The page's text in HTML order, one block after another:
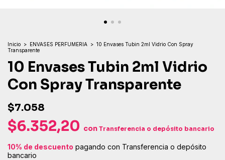
Inicio > ENVASES PERFUMERIA > 10 Envases Tubin 2ml Vidrio Con Spray
Transparente
10 Envases Tubin 2ml Vidrio
Con Spray Transparente
$7.058
$6.352,20 con Transferencia o depósito bancario
10% de descuento pagando con Transferencia o depósito
bancario